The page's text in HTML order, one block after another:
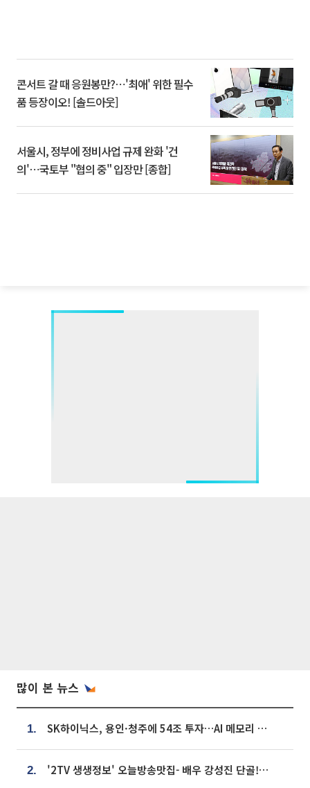
콘서트 갈 때 응원봉만?⋯'최애' 위한 필수
품 등장이오! [솔드아웃]
서울시, 정부에 정비사업 규제 완화 '건
의'⋯국토부 "협의 중" 입장만 [종합]
많이 본 뉴스
1. SK하이닉스, 용인·청주에 54조 투자…AI 메모리 생산기지 키운다
2. '2TV 생생정보' 오늘방송맛집- 배우 강성진 단골! 쌀국수ㆍ푸팟퐁 커리 맛집 '블○○○'